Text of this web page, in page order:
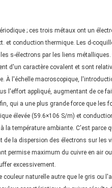
; ces trois métaux ont un
et conduction thermique. Les d-
s-électrons par les liens
d'un caractère covalent et sont
À l'échelle macroscopique,
l'effort appliqué, augmentant de ce
qui a une plus grande force que les
élevée (59.6×106 S/m) et
la température ambiante. C'est parce
de la dispersion des électrons sur
permise maximum du cuivre en air
excessivement.
naturelle autre que le gris ou